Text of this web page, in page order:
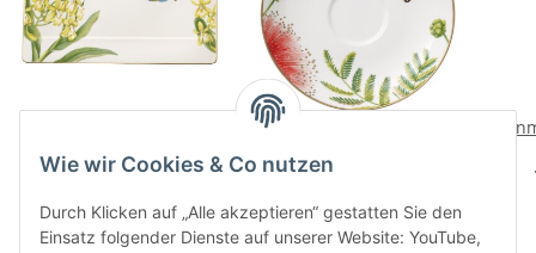
110,00 CHF *
32,00 CHF
Wie wir Cookies & Co nutzen
Durch Klicken auf „Alle akzeptieren“ gestatten Sie den
Einsatz folgender Dienste auf unserer Website: YouTube,